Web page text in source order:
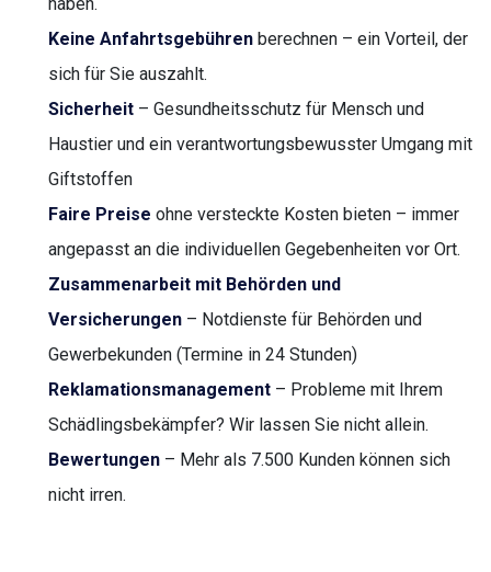
Keine Anfahrtsgebühren berechnen – ein Vorteil, der
sich für Sie auszahlt.
Sicherheit – Gesundheitsschutz für Mensch und
Haustier und ein verantwortungsbewusster Umgang mit
Giftstoffen
Faire Preise ohne versteckte Kosten bieten – immer
angepasst an die individuellen Gegebenheiten vor Ort.
Zusammenarbeit mit Behörden und
Versicherungen – Notdienste für Behörden und
Gewerbekunden (Termine in 24 Stunden)
Reklamationsmanagement – Probleme mit Ihrem
Schädlingsbekämpfer? Wir lassen Sie nicht allein.
Bewertungen – Mehr als 7.500 Kunden können sich
nicht irren.